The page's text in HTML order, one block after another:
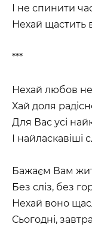
І не спинити
Нехай щастить
***
Нехай любов
Хай доля
Для Вас усі
І найласкавіші
Бажаєм Вам
Без сліз, без
Нехай воно
Сьогодні,